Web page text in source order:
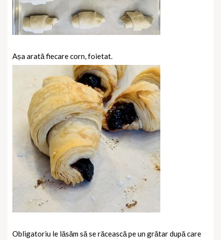
Așa arată fiecare corn, foietat.
Obligatoriu le lăsăm să se răcească pe un grătar după care